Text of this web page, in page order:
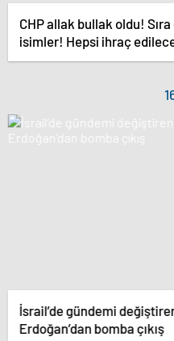
CHP allak bullak oldu!
isimler! Hepsi ihraç
İsrail’de gündemi
Erdoğan’dan bomba çıkış